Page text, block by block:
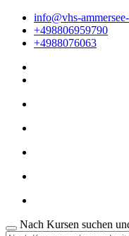
info@vhs-
+498806959790
+4988076063
Nach Kursen suchen